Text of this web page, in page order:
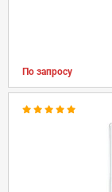
По запросу